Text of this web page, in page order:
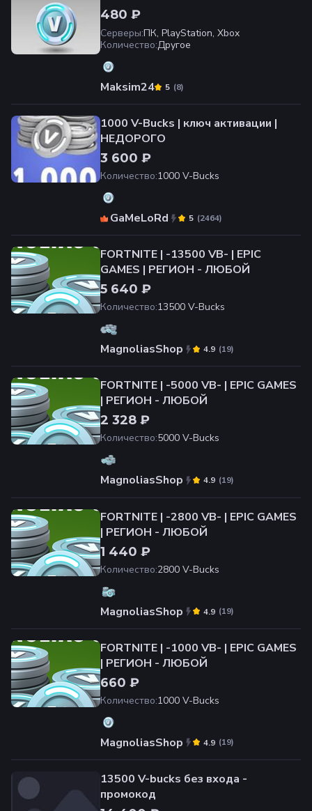
480 ₽
Серверы:ПК, PlayStation, Xbox
Количество:Другое
Maksim24 (8)
5
1000 V-Bucks | ключ активации |
НЕДОРОГО
3 600 ₽
Количество:1000 V-Bucks
GaMeLoRd (2464)
5
FORTNITE | -13500 VB- | EPIC
GAMES | РЕГИОН - ЛЮБОЙ
5 640 ₽
Количество:13500 V-Bucks
MagnoliasShop (19)
4.9
FORTNITE | -5000 VB- | EPIC GAMES
| РЕГИОН - ЛЮБОЙ
2 328 ₽
Количество:5000 V-Bucks
MagnoliasShop (19)
4.9
FORTNITE | -2800 VB- | EPIC GAMES
| РЕГИОН - ЛЮБОЙ
1 440 ₽
Количество:2800 V-Bucks
MagnoliasShop (19)
4.9
FORTNITE | -1000 VB- | EPIC GAMES
| РЕГИОН - ЛЮБОЙ
660 ₽
Количество:1000 V-Bucks
MagnoliasShop (19)
4.9
13500 V-bucks без входа -
промокод